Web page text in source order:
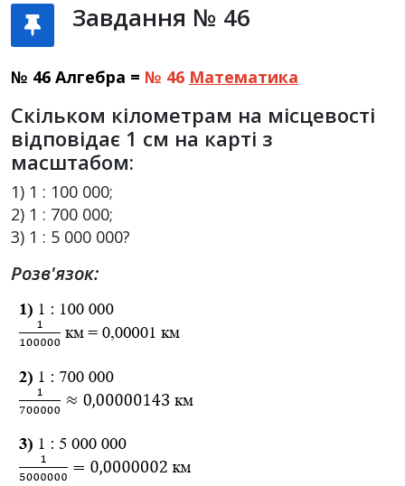
Завдання № 46
№ 46 Алгебра = № 46 Математика
Скільком кілометрам на місцевості
відповідає 1 см на карті з
масштабом:
1) 1 : 100 000;
2) 1 : 700 000;
3) 1 : 5 000 000?
Розв'язок: